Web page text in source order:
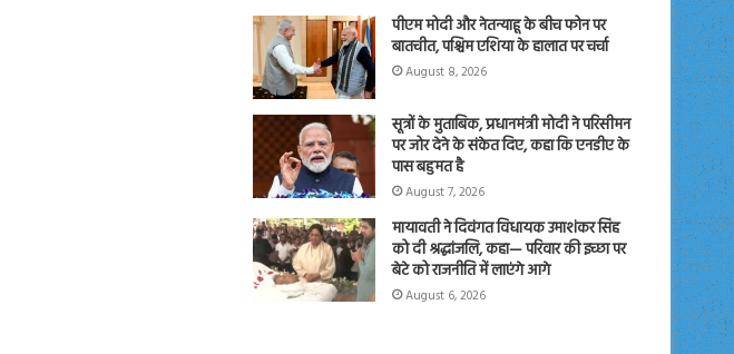
पीएम मोदी और नेतन्याहू के बीच फोन पर
बातचीत, पश्चिम एशिया के हालात पर चर्चा
August 8, 2026
सूत्रों के मुताबिक, प्रधानमंत्री मोदी ने परिसीमन
पर जोर देने के संकेत दिए, कहा कि एनडीए के
पास बहुमत है
August 7, 2026
मायावती ने दिवंगत विधायक उमाशंकर सिंह
को दी श्रद्धांजलि, कहा— परिवार की इच्छा पर
बेटे को राजनीति में लाएंगे आगे
August 6, 2026